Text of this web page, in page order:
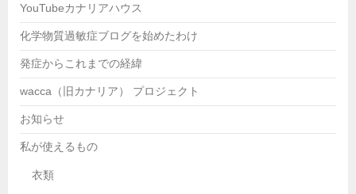
YouTubeカナリアハウス
化学物質過敏症ブログを始めたわけ
発症からこれまでの経緯
wacca（旧カナリア） プロジェクト
お知らせ
私が使えるもの
衣類